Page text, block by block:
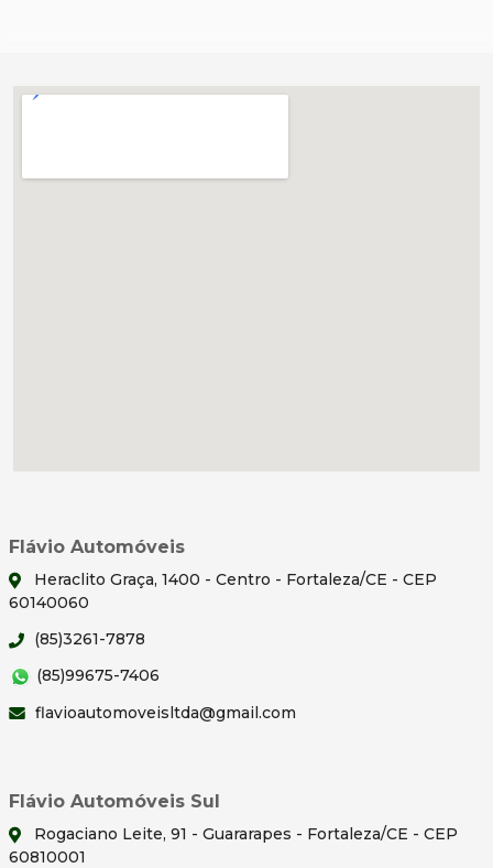
Flávio Automóveis
Heraclito Graça, 1400 - Centro - Fortaleza/CE - CEP
60140060
(85)3261-7878
(85)99675-7406
flavioautomoveisltda@gmail.com
Flávio Automóveis Sul
Rogaciano Leite, 91 - Guararapes - Fortaleza/CE - CEP
60810001